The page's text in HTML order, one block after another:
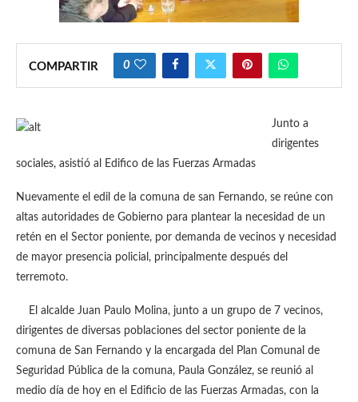
COMPARTIR 0
Junto a
dirigentes
sociales, asistió al Edifico de las Fuerzas Armadas
Nuevamente el edil de la comuna de san Fernando, se reúne con
altas autoridades de Gobierno para plantear la necesidad de un
retén en el Sector poniente, por demanda de vecinos y necesidad
de mayor presencia policial, principalmente después del
terremoto.
El alcalde Juan Paulo Molina, junto a un grupo de 7 vecinos,
dirigentes de diversas poblaciones del sector poniente de la
comuna de San Fernando y la encargada del Plan Comunal de
Seguridad Pública de la comuna, Paula González, se reunió al
medio día de hoy en el Edificio de las Fuerzas Armadas, con la